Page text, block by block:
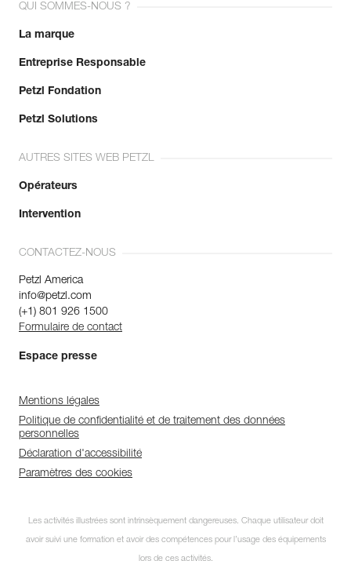
QUI SOMMES-NOUS ?
La marque
Entreprise Responsable
Petzl Fondation
Petzl Solutions
AUTRES SITES WEB PETZL
Opérateurs
Intervention
CONTACTEZ-NOUS
Petzl America
info@petzl.com
(+1) 801 926 1500
Formulaire de contact
Espace presse
Mentions légales
Politique de confidentialité et de traitement des données
personnelles
Déclaration d'accessibilité
Paramètres des cookies
Les activités illustrées sont intrinsèquement dangereuses. Chaque utilisateur doit
avoir suivi une formation et avoir des compétences pour l’usage des équipements
lors de ces activités.